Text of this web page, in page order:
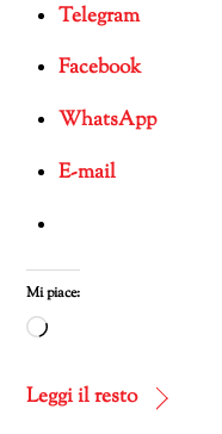
Telegram
Facebook
WhatsApp
E-mail
Mi piace:
Caricamento
corso…
Leggi il resto